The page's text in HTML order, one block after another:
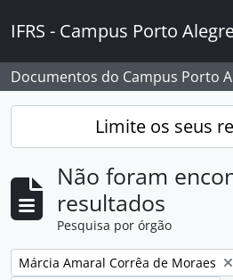
IFRS - Campus Porto
Documentos do Campus Porto
Limite os seus
Não foram
resultados
Pesquisa por órgão
Remover filtro:
Márcia Amaral Corrêa de Moraes